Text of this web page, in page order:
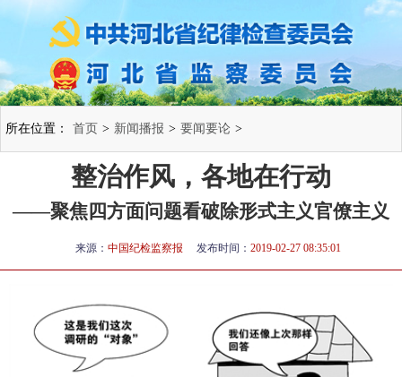
所在位置： 首页 > 新闻播报 > 要闻要论 >
整治作风，各地在行动
——聚焦四方面问题看破除形式主义官僚主义
来源： 中国纪检监察报 发布时间： 2019-02-27 08:35:01